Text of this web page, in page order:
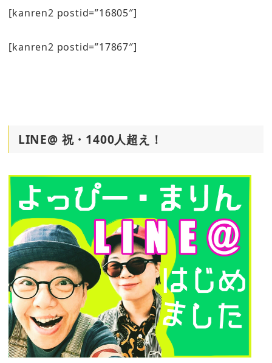
[kanren2 postid=”16805″]
[kanren2 postid=”17867″]
LINE@ 祝・1400人超え！